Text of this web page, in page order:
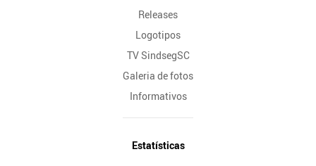
Releases
Logotipos
TV SindsegSC
Galeria de fotos
Informativos
Estatísticas